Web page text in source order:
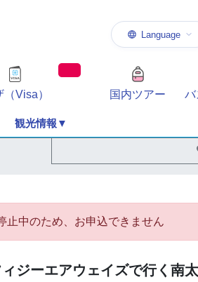
Language
（Visa） 国内ツアー バ
観光情報▼
止中のため、お申込できません
ジーエアウェイズで行く南